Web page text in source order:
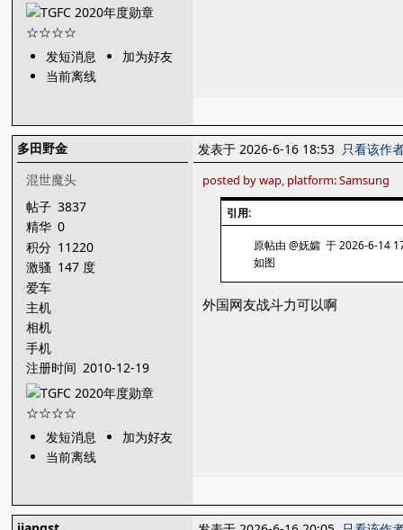
发短消息
加为好友
当前离线
多田野金
混世魔头
帖子 3837
精华 0
积分 11220
激骚 147 度
爱车
主机
相机
手机
注册时间 2010-12-19
发短消息
加为好友
当前离线
发表于 2026-6-16 18:53 只看该作
posted by wap, platform: Samsung
引用:
原帖由 @妩孀 于 2026-6-14
如图
外国网友战斗力可以啊